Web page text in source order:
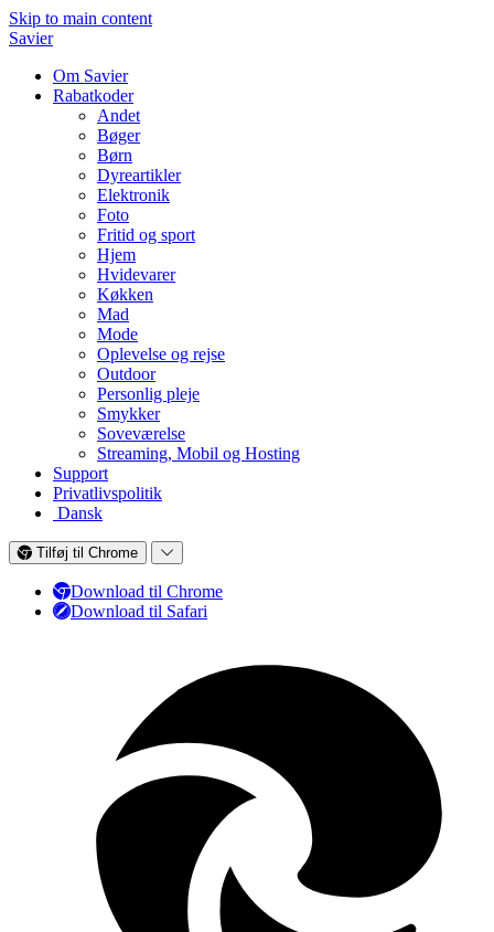
Skip to main content
Savier
Om Savier
Rabatkoder
Andet
Bøger
Børn
Dyreartikler
Elektronik
Foto
Fritid og sport
Hjem
Hvidevarer
Køkken
Mad
Mode
Oplevelse og rejse
Outdoor
Personlig pleje
Smykker
Soveværelse
Streaming, Mobil og Hosting
Support
Privatlivspolitik
Dansk
Tilføj til Chrome
Download til Chrome
Download til Safari